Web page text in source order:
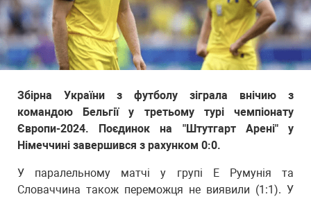
Збірна України з футболу зіграла внічию з
командою Бельгії у третьому турі чемпіонату
Європи-2024. Поєдинок на "Штутгарт Арені" у
Німеччині завершився з рахунком 0:0.
У паралельному матчі у групі Е Румунія та
Словаччина також переможця не виявили (1:1). У